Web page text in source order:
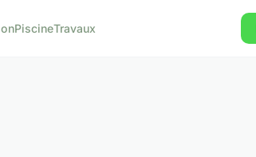
PiscineTravaux